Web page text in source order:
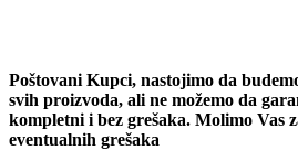
Poštovani Kupci, nastojimo da
svih proizvoda, ali ne možemo da
kompletni i bez grešaka. Molimo Vas
eventualnih grešaka